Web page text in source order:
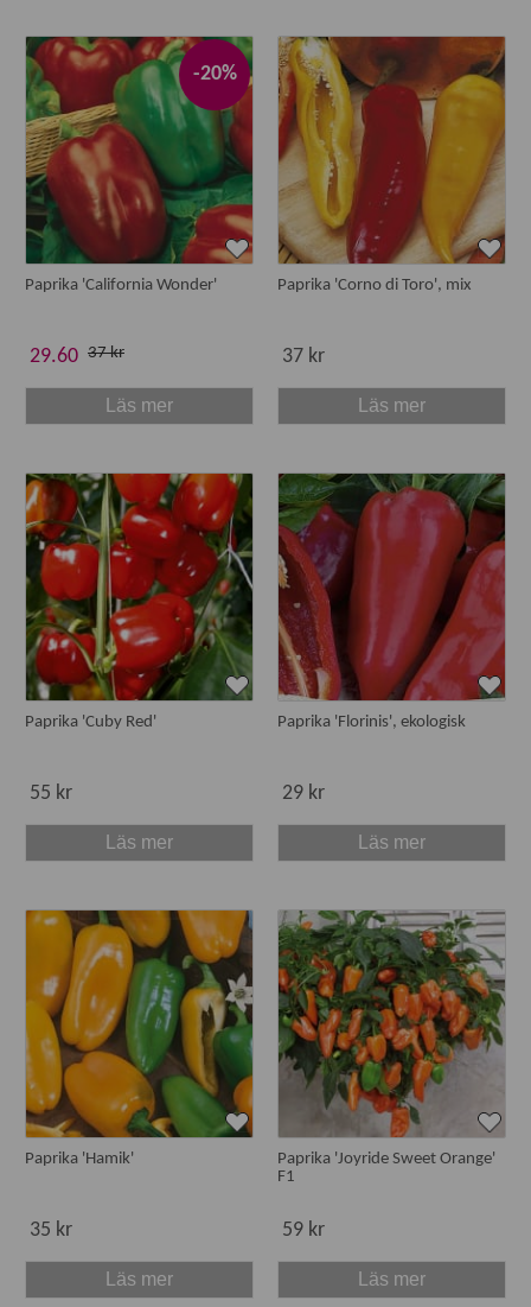
-20%
Paprika 'California Wonder'
29.60 37 kr
Läs mer
Paprika 'Corno di Toro', mix
37 kr
Läs mer
Paprika 'Cuby Red'
55 kr
Läs mer
Paprika 'Florinis', ekologisk
29 kr
Läs mer
Paprika 'Hamik'
35 kr
Läs mer
Paprika 'Joyride Sweet Orange'
F1
59 kr
Läs mer